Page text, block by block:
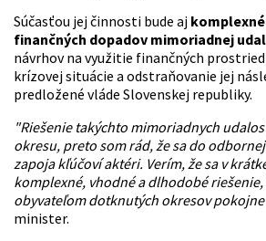
Súčasťou jej činnosti bude aj
finančných dopadov mimoriadnej
návrhov na využitie finančných
krízovej situácie a odstraňovanie jej
predložené vláde Slovenskej republiky.
"Riešenie takýchto mimoriadnych
okresu, preto som rád, že sa do
zapoja kľúčoví aktéri. Verím, že sa v
komplexné, vhodné a dlhodobé
obyvateľom dotknutých okresov pokojne
minister.